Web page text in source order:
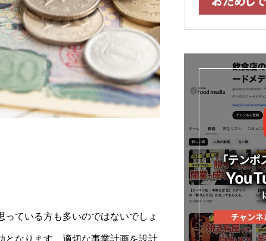
ている方も多いのではないでしょ
となります。適切な事業計画を設計